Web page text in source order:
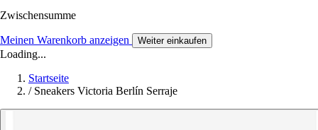
Zwischensumme
Meinen Warenkorb anzeigen Weiter einkaufen
Loading...
Startseite
/ Sneakers Victoria Berlín Serraje